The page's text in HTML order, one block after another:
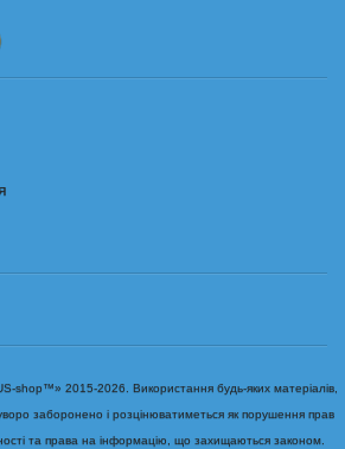
shop™» 2015-2026. Використання будь-яких матеріалів,
заборонено і розцінюватиметься як порушення прав
та права на інформацію, що захищаються законом.